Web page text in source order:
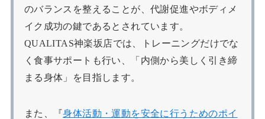
のバランスを整えることが、代謝促進やボディメ
イク成功の鍵であるとされています。
QUALITAS神楽坂店では、トレーニングだけでな
く食事サポートも行い、「内側から美しく引き締
まる身体」を目指します。
また、『身体活動・運動を安全に行うためのポイ